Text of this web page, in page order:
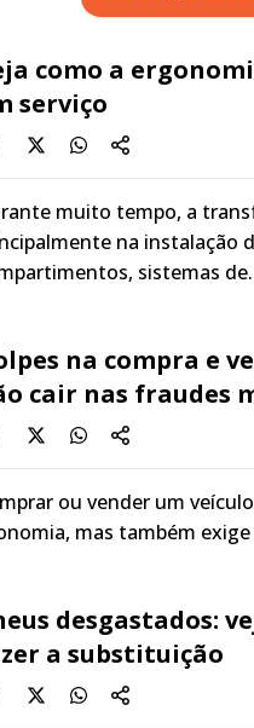
como a
serviço
muito tempo, a
na instalação
sistemas
na compra e
cair nas fraudes
ou vender um
mas também
desgastados:
a substituição